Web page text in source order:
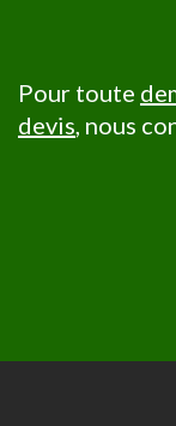
Pour toute
devis, nous